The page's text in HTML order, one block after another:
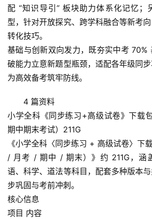
首
配 “知识导引” 板块助力体系化记忆；
型，针对开放探究、跨学科融合等新考
转化技巧。
基础与创新双向发力，既夯实中考 70%
破能力立意新题型瓶颈，适配各年级同步
为高效备考筑牢防线。
4 篇资料
小学全科《同步练习+高级试卷》下载
期中期末考试）211G
《小学全科〈同步练习 + 高级试卷〉下
/ 月考 / 期中 / 期末）》约 211G，涵
语、科学、道法等科目，配套多种版本
步巩固与考前冲刺。
核心信息
项目 内容